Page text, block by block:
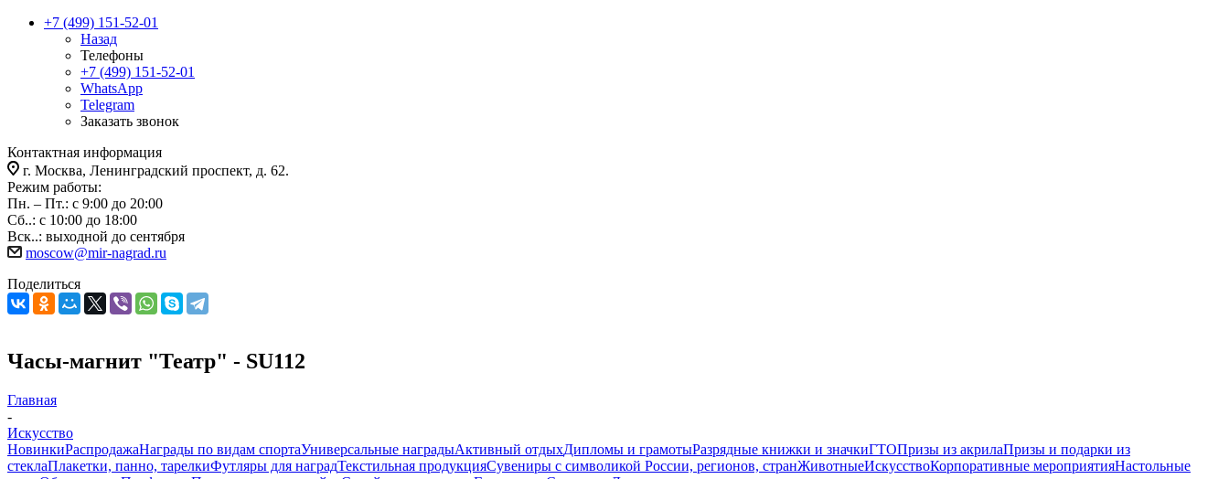
+7 (499) 151-52-01
Назад
Телефоны
+7 (499) 151-52-01
WhatsApp
Telegram
Заказать звонок
Контактная информация
г. Москва, Ленинградский проспект, д. 62.
Режим работы:
Пн. – Пт.: с 9:00 до 20:00
Сб..: с 10:00 до 18:00
Вск..: выходной до сентября
moscow@mir-nagrad.ru
Поделиться
Часы-магнит "Театр" - SU112
Главная
-
Искусство
НовинкиРаспродажаНаграды по видам спортаУниверсальные наградыАктивный отдыхДипломы и грамотыРазрядные книжки и значкиГТОПризы из акрилаПризы и подарки из
стеклаПлакетки, панно, тарелкиФутляры для наградТекстильная продукцияСувениры с символикой России, регионов, странЖивотныеИскусствоКорпоративные мероприятияНастольные